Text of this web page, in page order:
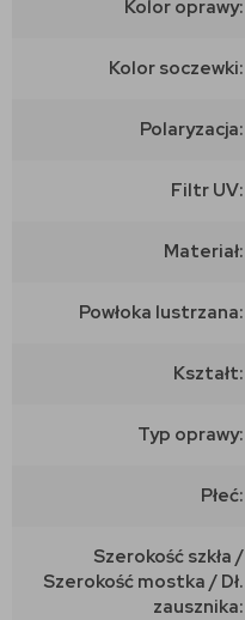
Kolor oprawy:
Kolor soczewki:
Polaryzacja:
Filtr UV:
Materiał:
Powłoka lustrzana:
Kształt:
Typ oprawy:
Płeć:
Szerokość szkła /
Szerokość mostka / Dł.
zausznika: